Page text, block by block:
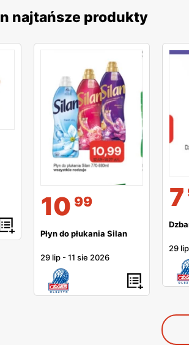
najtańsze produkty
10 99
Płyn do płukania Silan
29 lip -11 sie 2026
7
29 lip